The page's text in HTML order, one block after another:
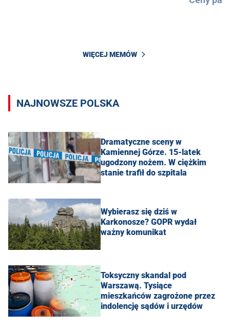
WIĘCEJ MEMÓW
NAJNOWSZE POLSKA
Dramatyczne sceny w
Kamiennej Górze. 15-latek
ugodzony nożem. W ciężkim
stanie trafił do szpitala
Wybierasz się dziś w
Karkonosze? GOPR wydał
ważny komunikat
Toksyczny skandal pod
Warszawą. Tysiące
mieszkańców zagrożone przez
indolencję sądów i urzędów